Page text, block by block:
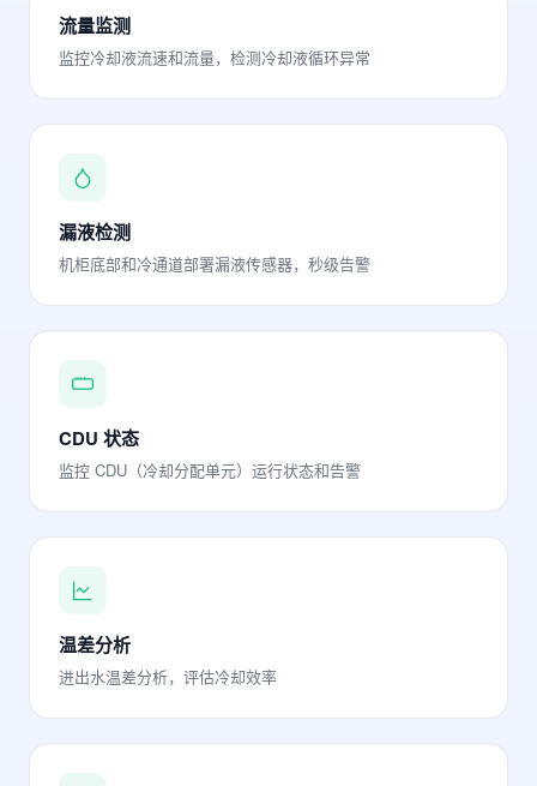
流量监测
监控冷却液流速和流量，检测冷却液循环异常
漏液检测
机柜底部和冷通道部署漏液传感器，秒级告警
CDU 状态
监控 CDU（冷却分配单元）运行状态和告警
温差分析
进出水温差分析，评估冷却效率